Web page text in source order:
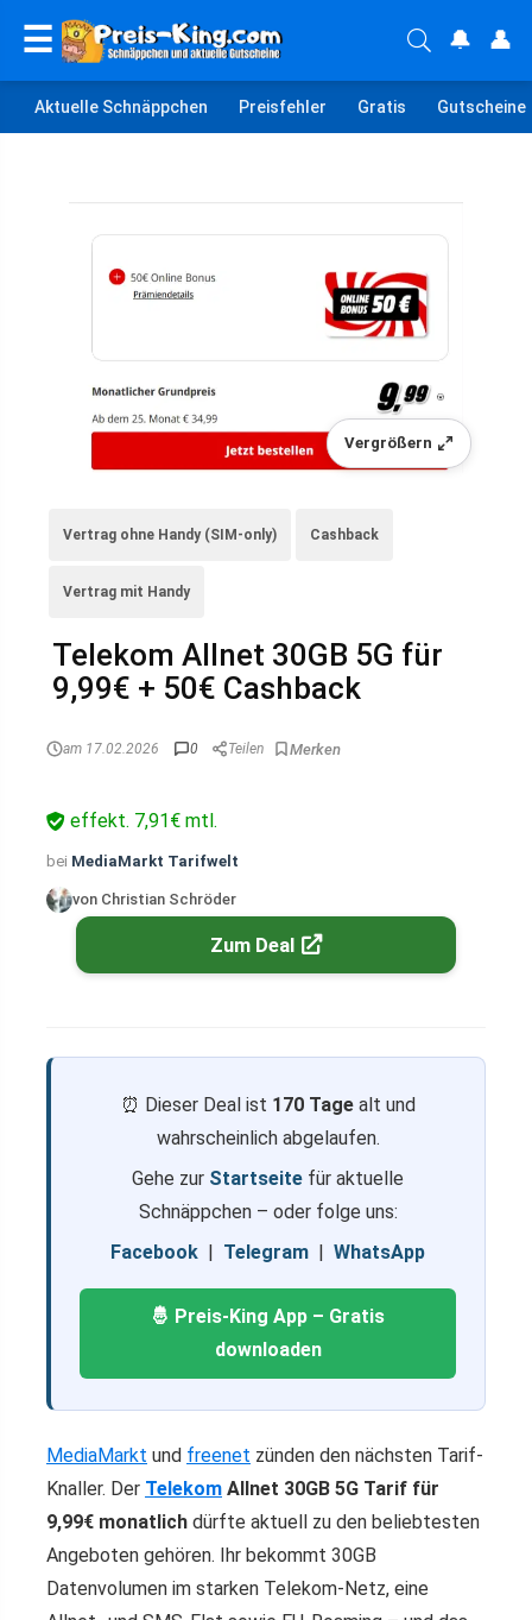
☰ 🔔 👤
Aktuelle Schnäppchen Preisfehler Gratis Gutscheine
Vergrößern
Vertrag ohne Handy (SIM-only) Cashback
Vertrag mit Handy
Telekom Allnet 30GB 5G für
9,99€ + 50€ Cashback
am 17.02.2026 0 Teilen
effekt. 7,91€ mtl.
bei MediaMarkt Tarifwelt
von Christian Schröder
Zum Deal
⏰ Dieser Deal ist 170 Tagealt und
wahrscheinlich abgelaufen.
Gehe zur Startseite für aktuelle
Schnäppchen – oder folge uns:
Facebook | Telegram | WhatsApp
🤴 Preis-King App – Gratis
downloaden
MediaMarkt und freenet zünden den nächsten Tarif-
Knaller. Der Telekom Allnet 30GB 5G Tarif für
9,99€ monatlich dürfte aktuell zu den beliebtesten
Angeboten gehören. Ihr bekommt 30GB
Datenvolumen im starken Telekom-Netz, eine